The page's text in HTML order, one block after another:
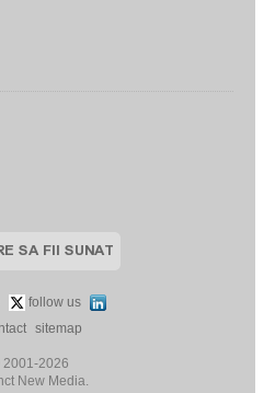
follow us
sitemap
2026
New Media.